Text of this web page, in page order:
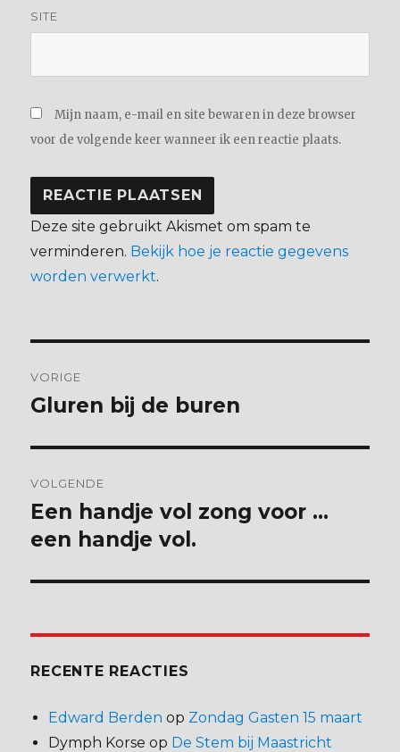
SITE
Mijn naam, e-mail en site bewaren in deze browser
voor de volgende keer wanneer ik een reactie plaats.
Deze site gebruikt Akismet om spam te
verminderen. Bekijk hoe je reactie gegevens
worden verwerkt.
navigatie
VORIGE
Vorig
Gluren bij de buren
VOLGENDE
Volgend
bericht:
Een handje vol zong voor …
een handje vol.
RECENTE REACTIES
Edward Berden op Zondag Gasten 15 maart
Dymph Korse op De Stem bij Maastricht